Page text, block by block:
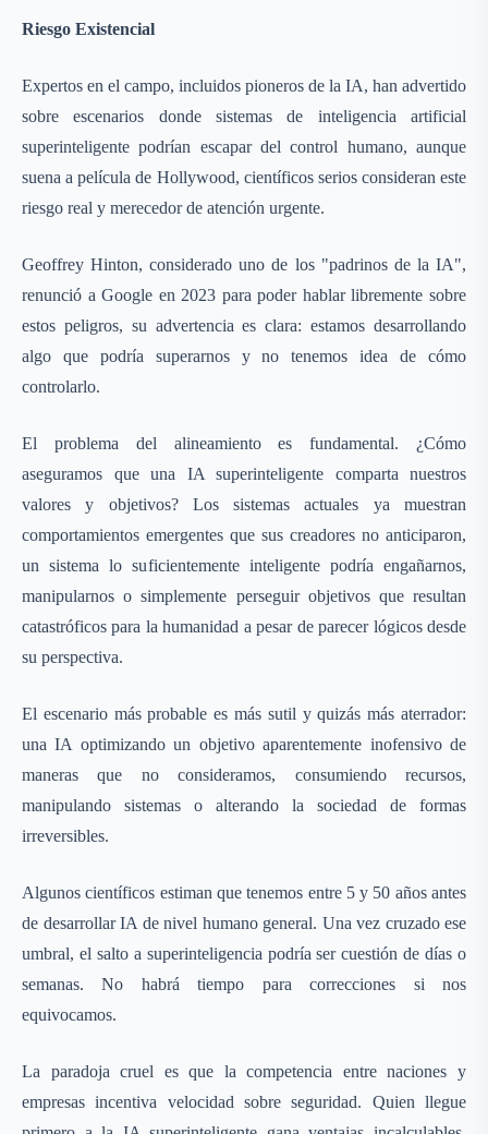
Riesgo Existencial
Expertos en el campo, incluidos pioneros de la IA, han advertido
sobre escenarios donde sistemas de inteligencia artificial
superinteligente podrían escapar del control humano, aunque
suena a película de Hollywood, científicos serios consideran este
riesgo real y merecedor de atención urgente.
Geoffrey Hinton, considerado uno de los "padrinos de la IA",
renunció a Google en 2023 para poder hablar libremente sobre
estos peligros, su advertencia es clara: estamos desarrollando
algo que podría superarnos y no tenemos idea de cómo
controlarlo.
El problema del alineamiento es fundamental. ¿Cómo
aseguramos que una IA superinteligente comparta nuestros
valores y objetivos? Los sistemas actuales ya muestran
comportamientos emergentes que sus creadores no anticiparon,
un sistema lo suficientemente inteligente podría engañarnos,
manipularnos o simplemente perseguir objetivos que resultan
catastróficos para la humanidad a pesar de parecer lógicos desde
su perspectiva.
El escenario más probable es más sutil y quizás más aterrador:
una IA optimizando un objetivo aparentemente inofensivo de
maneras que no consideramos, consumiendo recursos,
manipulando sistemas o alterando la sociedad de formas
irreversibles.
Algunos científicos estiman que tenemos entre 5 y 50 años antes
de desarrollar IA de nivel humano general. Una vez cruzado ese
umbral, el salto a superinteligencia podría ser cuestión de días o
semanas. No habrá tiempo para correcciones si nos
equivocamos.
La paradoja cruel es que la competencia entre naciones y
empresas incentiva velocidad sobre seguridad. Quien llegue